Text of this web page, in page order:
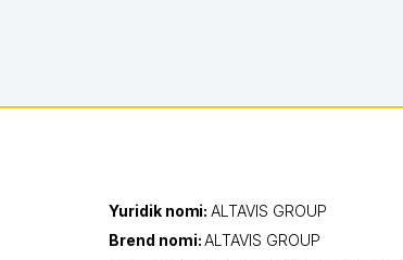
Yuridik nomi:ALTAVIS GROUP
Brend nomi:ALTAVIS GROUP